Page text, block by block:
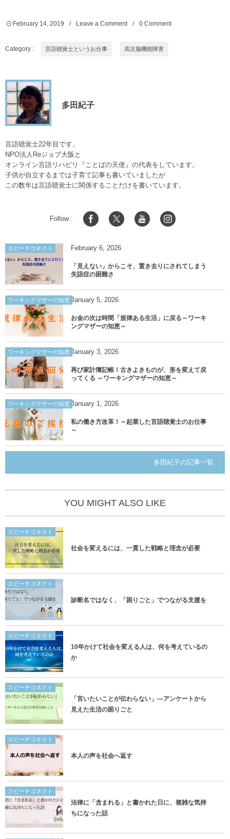
February 14 ,2019 Leave a Comment 0 Comment
Category : 言語聴覚士というお仕事 高次脳機能障害
多田紀子
言語聴覚士22年目です。
NPO法人Reジョブ大阪と
オンライン言語リハビリ『ことばの天使』の代表をしています。
子供が自立するまでは子育て記事も書いていましたが
この数年は言語聴覚士に関係することだけを書いています。
Follow :
スピーチコネクト February 6 2026
「見えない」からこそ、置き去りにされてしまう
失語症の困難さ
ワーキングマザーの知恵 January 5 2026
お金の次は時間「規律ある生活」に戻る～ワーキ
ングマザーの知恵～
ワーキングマザーの知恵 January 3 2026
再び家計簿記帳！古きよきものが、形を変えて戻
ってくる ～ワーキングマザーの知恵～
ワーキングマザーの知恵 January 1 2026
私の働き方改革！～起業した言語聴覚士のお仕事
～
多田紀子の記事一覧
YOU MIGHT ALSO LIKE
スピーチコネクト
社会を変えるには、一貫した戦略と理念が必要
スピーチコネクト
診断名ではなく、「困りごと」でつながる支援を
スピーチコネクト
10年かけて社会を変える人は、何を考えているの
か
スピーチコネクト
「言いたいことが伝わらない」―アンケートから
見えた生活の困りごと
スピーチコネクト
本人の声を社会へ返す
スピーチコネクト
法律に「含まれる」と書かれた日に、複雑な気持
ちになった話